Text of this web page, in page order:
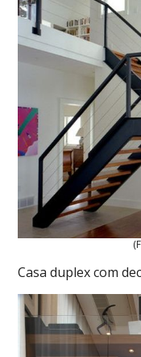
Casa duplex com